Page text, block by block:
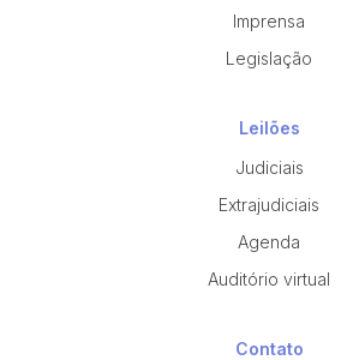
Imprensa
Legislação
Leilões
Judiciais
Extrajudiciais
Agenda
Auditório virtual
Contato